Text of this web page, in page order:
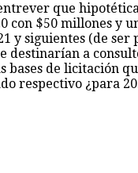
que
con $50 millones y
y siguientes (de ser
destinarían a
bases de licitación
respectivo ¿para